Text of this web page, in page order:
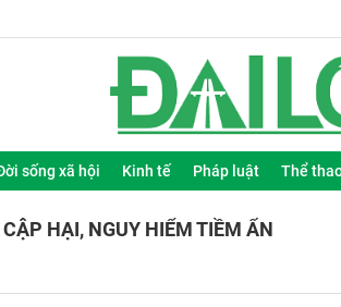
sống xã hội Kinh tế Pháp luật Thể
HẠI, NGUY HIỂM TIỀM ẨN